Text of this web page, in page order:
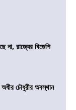
না, রাজ্যের বিজেপি
অধীর চৌধুরীর অবস্থান